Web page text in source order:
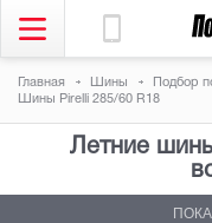
Главная Шины Подбор
Шины Pirelli 285/60 R18
Летние